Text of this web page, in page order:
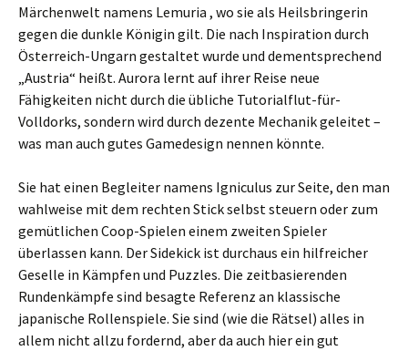
Märchenwelt namens Lemuria , wo sie als Heilsbringerin
gegen die dunkle Königin gilt. Die nach Inspiration durch
Österreich-Ungarn gestaltet wurde und dementsprechend
„Austria“ heißt. Aurora lernt auf ihrer Reise neue
Fähigkeiten nicht durch die übliche Tutorialflut-für-
Volldorks, sondern wird durch dezente Mechanik geleitet –
was man auch gutes Gamedesign nennen könnte.
Sie hat einen Begleiter namens Igniculus zur Seite, den man
wahlweise mit dem rechten Stick selbst steuern oder zum
gemütlichen Coop-Spielen einem zweiten Spieler
überlassen kann. Der Sidekick ist durchaus ein hilfreicher
Geselle in Kämpfen und Puzzles. Die zeitbasierenden
Rundenkämpfe sind besagte Referenz an klassische
japanische Rollenspiele. Sie sind (wie die Rätsel) alles in
allem nicht allzu fordernd, aber da auch hier ein gut